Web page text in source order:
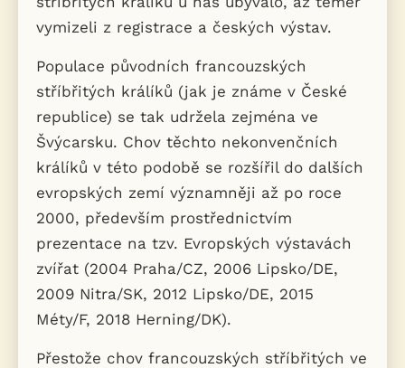
vymizeli z registrace a českých výstav.
Populace původních francouzských
stříbřitých králíků (jak je známe v České
republice) se tak udržela zejména ve
Švýcarsku. Chov těchto nekonvenčních
králíků v této podobě se rozšířil do dalších
evropských zemí významněji až po roce
2000, především prostřednictvím
prezentace na tzv. Evropských výstavách
zvířat (2004 Praha/CZ, 2006 Lipsko/DE,
2009 Nitra/SK, 2012 Lipsko/DE, 2015
Méty/F, 2018 Herning/DK).
Přestože chov francouzských stříbřitých ve